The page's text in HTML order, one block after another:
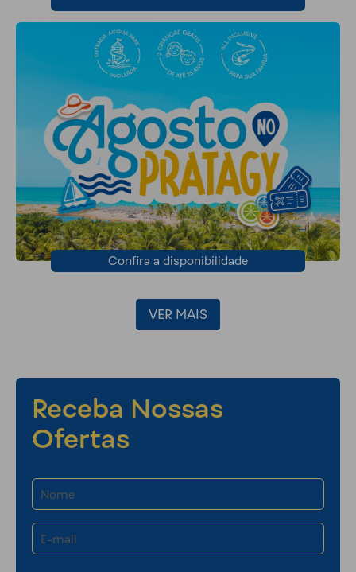
Confira a disponibilidade
VER MAIS
Receba Nossas
Ofertas